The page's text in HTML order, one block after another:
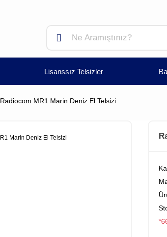
Lisanssız Telsizler
Radiocom MR1 Marin Deniz El Telsizi